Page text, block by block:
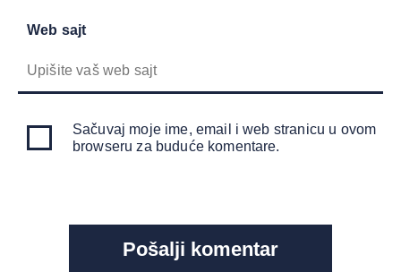
Web sajt
Sačuvaj moje ime, email i web stranicu u ovom
browseru za buduće komentare.